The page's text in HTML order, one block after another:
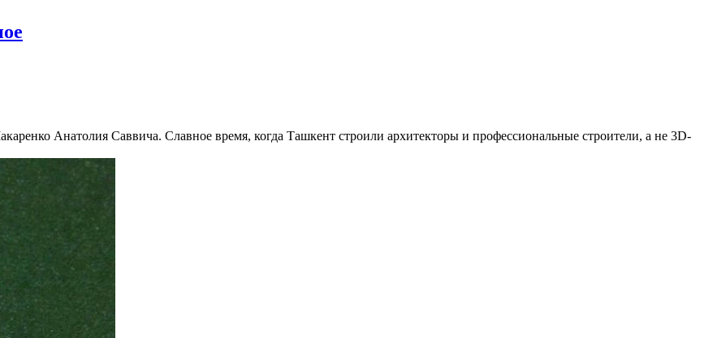
Анатолия Саввича. Славное время, когда Ташкент строили архитекторы и профессиональные строители, а не 3D-